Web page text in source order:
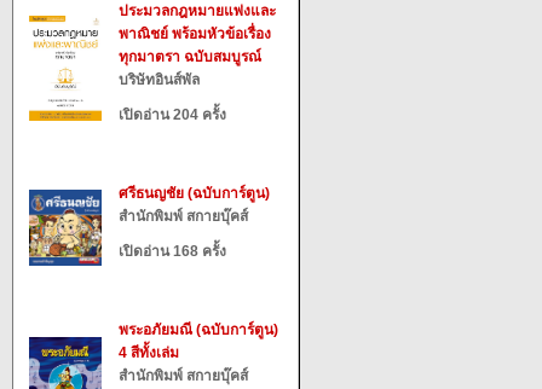
ประมวลกฎหมายแพ่งและ
พาณิชย์ พร้อมหัวข้อเรื่อง
ทุกมาตรา ฉบับสมบูรณ์
บริษัทอินส์พัล
เปิดอ่าน 204 ครั้ง
ศรีธนญชัย (ฉบับการ์ตูน)
สำนักพิมพ์ สกายบุ๊คส์
เปิดอ่าน 168 ครั้ง
พระอภัยมณี (ฉบับการ์ตูน)
4 สีทั้งเล่ม
สำนักพิมพ์ สกายบุ๊คส์